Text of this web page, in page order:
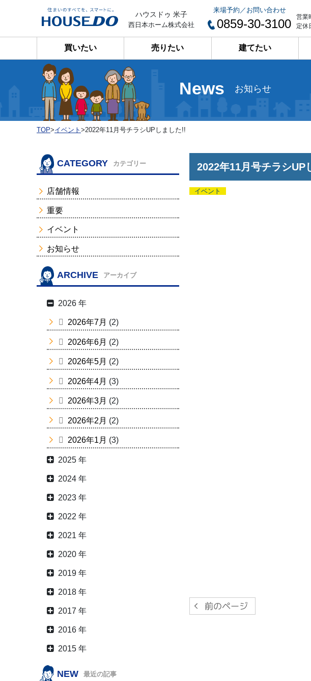
ハウスドゥ 米子
西日本ホーム株式会社
来場予約／お問い合わせ
0859-30-3100
営業
定休
買いたい 売りたい 建てたい
News お知らせ
TOP>イベント >2022年11月号チラシUPしました!!
2022年11月号チラシUP
イベント
CATEGORY カテゴリー
店舗情報
重要
イベント
お知らせ
ARCHIVE アーカイブ
2026 年
2026年7月 (2)
2026年6月 (2)
2026年5月 (2)
2026年4月 (3)
2026年3月 (2)
2026年2月 (2)
2026年1月 (3)
2025 年
2024 年
2023 年
2022 年
2021 年
2020 年
2019 年
2018 年
2017 年
2016 年
2015 年
NEW 最近の記事